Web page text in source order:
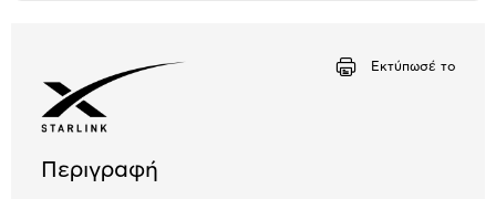
Εκτύπωσέ το
Περιγραφή